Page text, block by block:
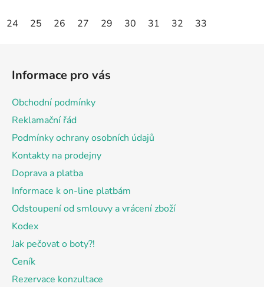
24 25 26 27 29 30 31 32 33
Informace pro vás
Obchodní podmínky
Reklamační řád
Podmínky ochrany osobních údajů
Kontakty na prodejny
Doprava a platba
Informace k on-line platbám
Odstoupení od smlouvy a vrácení zboží
Kodex
Jak pečovat o boty?!
Ceník
Rezervace konzultace